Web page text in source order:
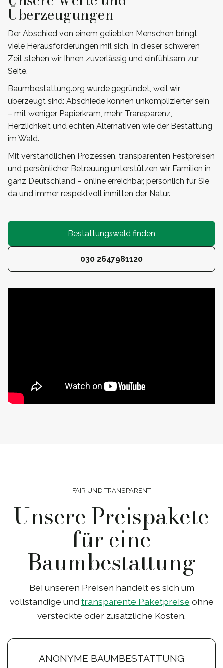
Überzeugungen
Der Abschied von einem geliebten Menschen bringt
viele Herausforderungen mit sich. In dieser schweren
Zeit stehen wir Ihnen zuverlässig und einfühlsam zur
Seite.
Baumbestattung.org wurde gegründet, weil wir
überzeugt sind: Abschiede können unkomplizierter sein
– mit weniger Papierkram, mehr Transparenz,
Herzlichkeit und echten Alternativen wie der Bestattung
im Wald.
Mit verständlichen Prozessen, transparenten Festpreisen
und persönlicher Betreuung unterstützen wir Familien in
ganz Deutschland – online erreichbar, persönlich für Sie
da und immer respektvoll inmitten der Natur.
Bestattungswald finden
030 2647981120
FAIR UND TRANSPARENT
Unsere Preispakete
für eine
Baumbestattung
Bei unseren Preisen handelt es sich um
vollständige und transparente Paketpreise ohne
versteckte oder zusätzliche Kosten.
ANONYME BAUMBESTATTUNG